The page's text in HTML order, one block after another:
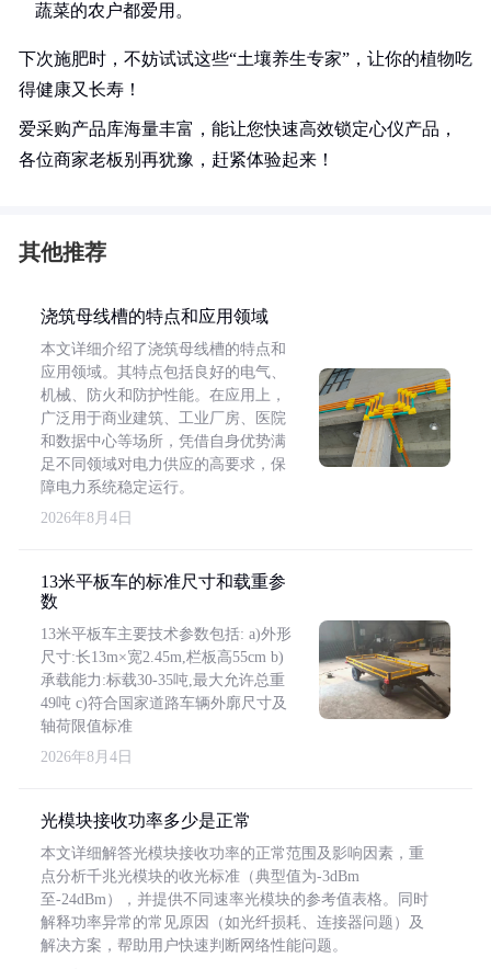
蔬菜的农户都爱用。
下次施肥时，不妨试试这些“土壤养生专家”，让你的植物吃
得健康又长寿！
爱采购产品库海量丰富，能让您快速高效锁定心仪产品，
各位商家老板别再犹豫，赶紧体验起来！
其他推荐
浇筑母线槽的特点和应用领域
本文详细介绍了浇筑母线槽的特点和
应用领域。其特点包括良好的电气、
机械、防火和防护性能。在应用上，
广泛用于商业建筑、工业厂房、医院
和数据中心等场所，凭借自身优势满
足不同领域对电力供应的高要求，保
障电力系统稳定运行。
2026年8月4日
13米平板车的标准尺寸和载重参
数
13米平板车主要技术参数包括: a)外形
尺寸:长13m×宽2.45m,栏板高55cm b)
承载能力:标载30-35吨,最大允许总重
49吨 c)符合国家道路车辆外廓尺寸及
轴荷限值标准
2026年8月4日
光模块接收功率多少是正常
本文详细解答光模块接收功率的正常范围及影响因素，重
点分析千兆光模块的收光标准（典型值为-3dBm
至-24dBm），并提供不同速率光模块的参考值表格。同时
解释功率异常的常见原因（如光纤损耗、连接器问题）及
解决方案，帮助用户快速判断网络性能问题。